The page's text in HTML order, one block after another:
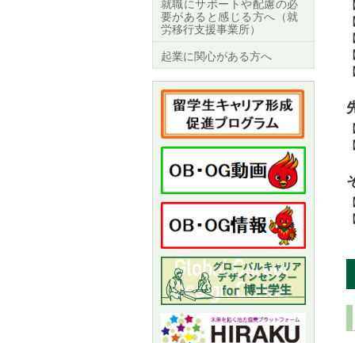
就職にサポートや配慮の必
要があると感じる方へ（就
労移行支援事業所）
起業に関心がある方へ